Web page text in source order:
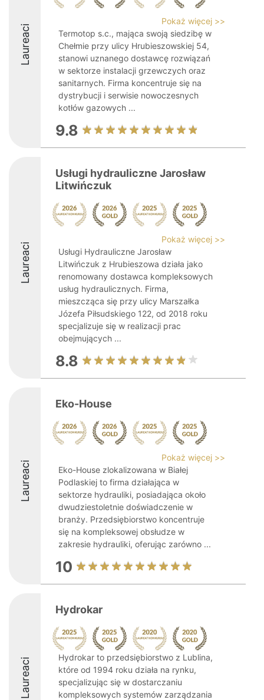
Laureaci
Pokaż więcej >>
Termotop s.c., mająca swoją siedzibę w
Chełmie przy ulicy Hrubieszowskiej 54,
stanowi uznanego dostawcę rozwiązań
w sektorze instalacji grzewczych oraz
sanitarnych. Firma koncentruje się na
dystrybucji i serwisie nowoczesnych
kotłów gazowych ...
9.8
Laureaci
Usługi hydrauliczne Jarosław
Litwińczuk
Pokaż więcej >>
Usługi Hydrauliczne Jarosław
Litwińczuk z Hrubieszowa działa jako
renomowany dostawca kompleksowych
usług hydraulicznych. Firma,
mieszcząca się przy ulicy Marszałka
Józefa Piłsudskiego 122, od 2018 roku
specjalizuje się w realizacji prac
obejmujących ...
8.8
Laureaci
Eko-House
Pokaż więcej >>
Eko-House zlokalizowana w Białej
Podlaskiej to firma działająca w
sektorze hydrauliki, posiadająca około
dwudziestoletnie doświadczenie w
branży. Przedsiębiorstwo koncentruje
się na kompleksowej obsłudze w
zakresie hydrauliki, oferując zarówno ...
10
Laureaci
Hydrokar
Hydrokar to przedsiębiorstwo z Lublina,
które od 1994 roku działa na rynku,
specjalizując się w dostarczaniu
kompleksowych systemów zarządzania